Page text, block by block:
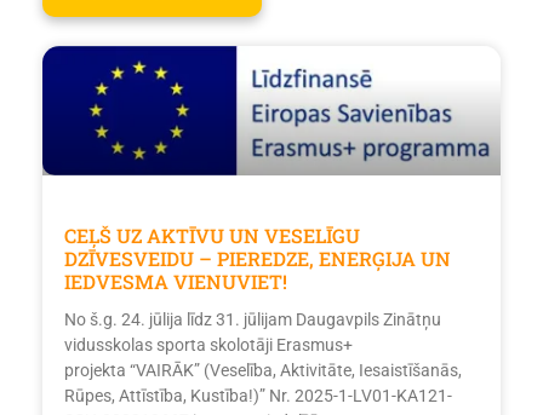
CEĻŠ UZ AKTĪVU UN VESELĪGU
DZĪVESVEIDU – PIEREDZE, ENERĢIJA UN
IEDVESMA VIENUVIET!
No š.g. 24. jūlija līdz 31. jūlijam Daugavpils Zinātņu
vidusskolas sporta skolotāji Erasmus+
projekta “VAIRĀK” (Veselība, Aktivitāte, Iesaistīšanās,
Rūpes, Attīstība, Kustība!)” Nr. 2025-1-LV01-KA121-